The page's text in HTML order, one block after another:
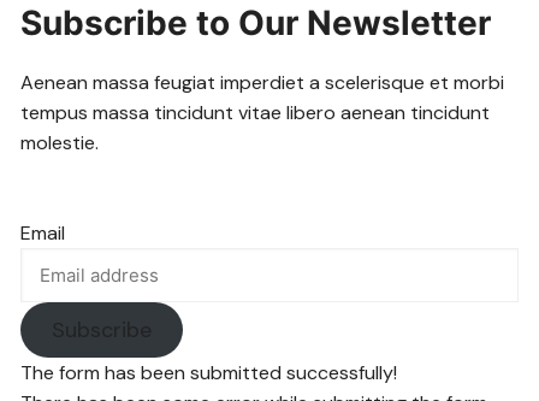
Subscribe to Our Newsletter
Aenean massa feugiat imperdiet a scelerisque et morbi
tempus massa tincidunt vitae libero aenean tincidunt
molestie.
Email
Subscribe
The form has been submitted successfully!